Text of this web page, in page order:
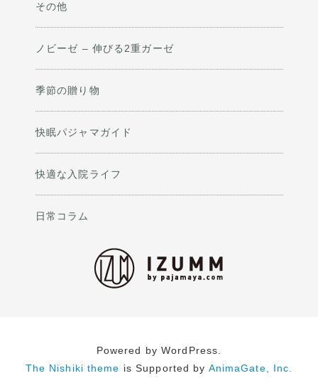
その他
ノビーゼ – 伸びる2重ガーゼ
季節の贈り物
快眠パジャマガイド
快適な入院ライフ
日常コラム
Powered by WordPress.
The Nishiki theme is Supported by AnimaGate, Inc.